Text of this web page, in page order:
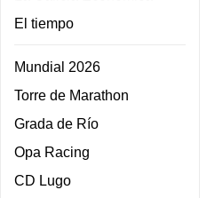
El tiempo
Mundial 2026
Torre de Marathon
Grada de Río
Opa Racing
CD Lugo